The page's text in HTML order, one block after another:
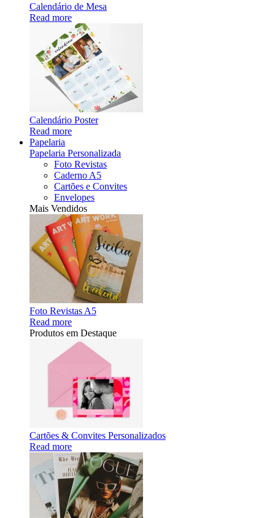
Calendário de Mesa
Read more
Calendário Poster
Read more
Papelaria
Papelaria Personalizada
Foto Revistas
Caderno A5
Cartões e Convites
Envelopes
Mais Vendidos
Foto Revistas A5
Read more
Produtos em Destaque
Cartões & Convites Personalizados
Read more